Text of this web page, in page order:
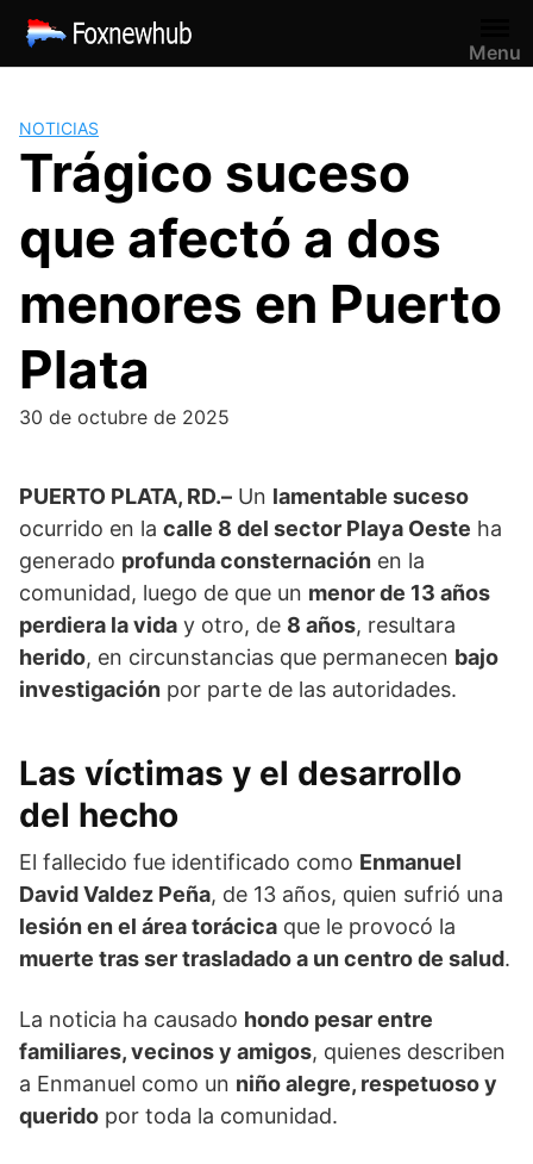
Saltar
contenido
Menu
NOTICIAS
Trágico suceso
que afectó a dos
menores en Puerto
Plata
30 de octubre de 2025
PUERTO PLATA, RD.– Un lamentable suceso
ocurrido en la calle 8 del sector Playa Oeste ha
generado profunda consternación en la
comunidad, luego de que un menor de 13 años
perdiera la vida y otro, de 8 años, resultara
herido, en circunstancias que permanecen bajo
investigación por parte de las autoridades.
Las víctimas y el desarrollo
del hecho
El fallecido fue identificado como Enmanuel
David Valdez Peña, de 13 años, quien sufrió una
lesión en el área torácica que le provocó la
muerte tras ser trasladado a un centro de salud.
La noticia ha causado hondo pesar entre
familiares, vecinos y amigos, quienes describen
a Enmanuel como un niño alegre, respetuoso y
querido por toda la comunidad.